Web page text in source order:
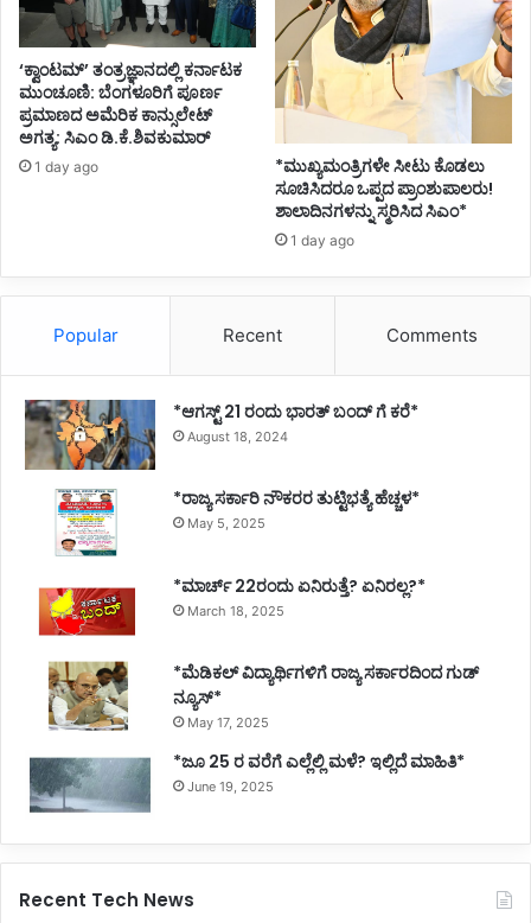
‘ಕ್ವಾಂಟಮ್’ ತಂತ್ರಜ್ಞಾನದಲ್ಲಿ ಕರ್ನಾಟಕ
ಮುಂಚೂಣಿ: ಬೆಂಗಳೂರಿಗೆ ಪೂರ್ಣ
ಪ್ರಮಾಣದ ಅಮೆರಿಕ ಕಾನ್ಸುಲೇಟ್
ಅಗತ್ಯ: ಸಿಎಂ ಡಿ.ಕೆ.ಶಿವಕುಮಾರ್
1 day ago
*ಮುಖ್ಯಮಂತ್ರಿಗಳೇ ಸೀಟು ಕೊಡಲು
ಸೂಚಿಸಿದರೂ ಒಪ್ಪದ ಪ್ರಾಂಶುಪಾಲರು!
ಶಾಲಾದಿನಗಳನ್ನು ಸ್ಮರಿಸಿದ ಸಿಎಂ*
1 day ago
Popular Recent Comments
*ಆಗಸ್ಟ್ 21 ರಂದು ಭಾರತ್‌ ಬಂದ್‌ ಗೆ ಕರೆ*
August 18, 2024
*ರಾಜ್ಯ ಸರ್ಕಾರಿ ನೌಕರರ ತುಟ್ಟಿಭತ್ಯೆ ಹೆಚ್ಚಳ*
May 5, 2025
*ಮಾರ್ಚ್ 22ರಂದು ಏನಿರುತ್ತೆ? ಏನಿರಲ್ಲ?*
March 18, 2025
*ಮೆಡಿಕಲ್ ವಿದ್ಯಾರ್ಥಿಗಳಿಗೆ ರಾಜ್ಯ ಸರ್ಕಾರದಿಂದ ಗುಡ್
ನ್ಯೂಸ್*
May 17, 2025
*ಜೂ 25 ರ ವರೆಗೆ ಎಲ್ಲೆಲ್ಲಿ ಮಳೆ? ಇಲ್ಲಿದೆ ಮಾಹಿತಿ*
June 19, 2025
Recent Tech News